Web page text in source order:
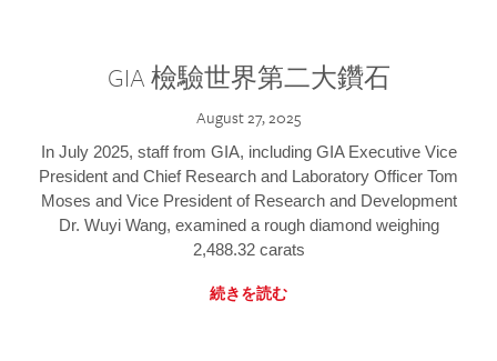
GIA 檢驗世界第二大鑽石
August 27, 2025
In July 2025, staff from GIA, including GIA Executive Vice
President and Chief Research and Laboratory Officer Tom
Moses and Vice President of Research and Development
Dr. Wuyi Wang, examined a rough diamond weighing
2,488.32 carats
続きを読む